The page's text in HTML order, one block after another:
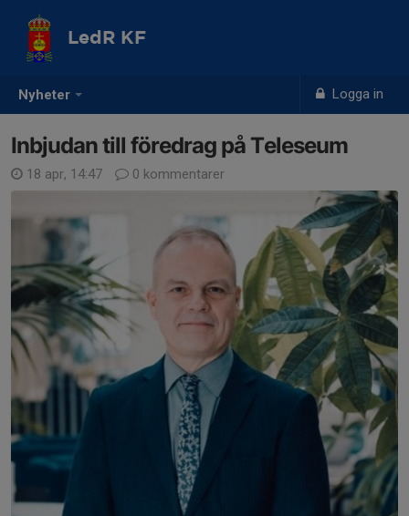
Nyheter Logga in
LedR KF
Inbjudan till föredrag på Teleseum
18 apr, 14:47 0 kommentarer